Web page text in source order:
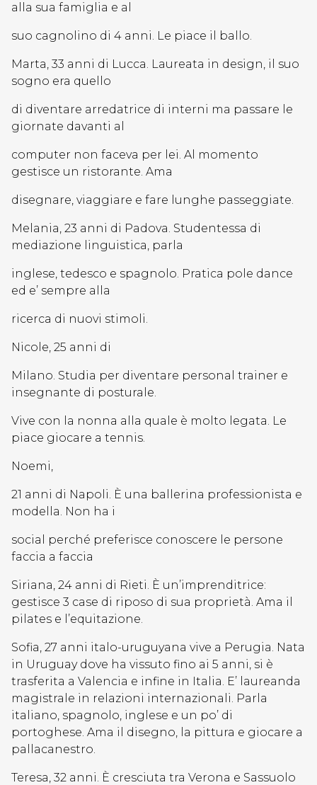
alla sua famiglia e al
suo cagnolino di 4 anni. Le piace il ballo.
Marta, 33 anni di Lucca. Laureata in design, il suo
sogno era quello
di diventare arredatrice di interni ma passare le
giornate davanti al
computer non faceva per lei. Al momento
gestisce un ristorante. Ama
disegnare, viaggiare e fare lunghe passeggiate.
Melania, 23 anni di Padova. Studentessa di
mediazione linguistica, parla
inglese, tedesco e spagnolo. Pratica pole dance
ed e’ sempre alla
ricerca di nuovi stimoli.
Nicole, 25 anni di
Milano. Studia per diventare personal trainer e
insegnante di posturale.
Vive con la nonna alla quale è molto legata. Le
piace giocare a tennis.
Noemi,
21 anni di Napoli. È una ballerina professionista e
modella. Non ha i
social perché preferisce conoscere le persone
faccia a faccia
Siriana, 24 anni di Rieti. È un’imprenditrice:
gestisce 3 case di riposo di sua proprietà. Ama il
pilates e l’equitazione.
Sofia, 27 anni italo-uruguyana vive a Perugia. Nata
in Uruguay dove ha vissuto fino ai 5 anni, si è
trasferita a Valencia e infine in Italia. E’ laureanda
magistrale in relazioni internazionali. Parla
italiano, spagnolo, inglese e un po’ di
portoghese. Ama il disegno, la pittura e giocare a
pallacanestro.
Teresa, 32 anni. È cresciuta tra Verona e Sassuolo